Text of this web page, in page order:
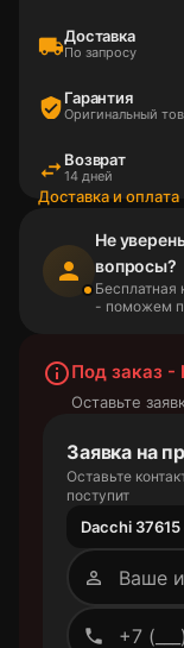
local_shippingДоставка
По запросу
verified_userГарантия
Оригинальный
swap_horiz Возврат
14 дней
Доставка и
person
Не
вопросы?
Бесплатная
- поможем
info_outlineПод заказ -
Оставьте
Заявка на
Оставьте
поступит
Dacchi
person_outline